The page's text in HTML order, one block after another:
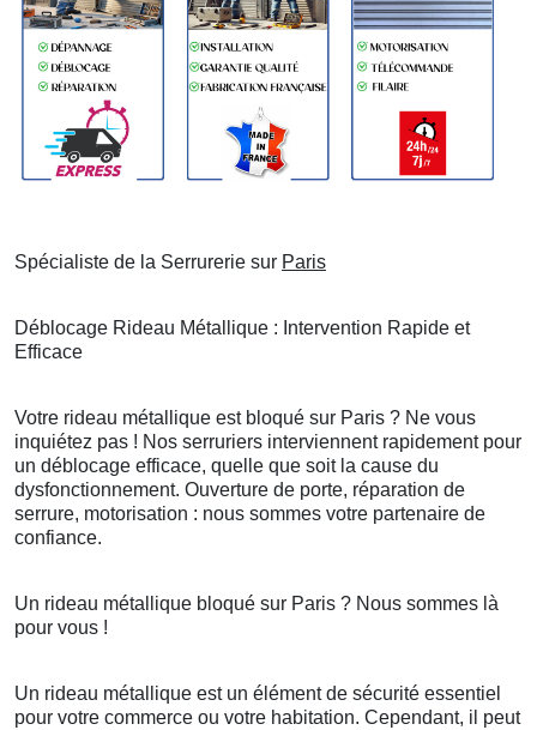
Spécialiste de la Serrurerie sur Paris
Déblocage Rideau Métallique : Intervention Rapide et
Efficace
Votre rideau métallique est bloqué sur Paris ? Ne vous
inquiétez pas ! Nos serruriers interviennent rapidement pour
un déblocage efficace, quelle que soit la cause du
dysfonctionnement. Ouverture de porte, réparation de
serrure, motorisation : nous sommes votre partenaire de
confiance.
Un rideau métallique bloqué sur Paris ? Nous sommes là
pour vous !
Un rideau métallique est un élément de sécurité essentiel
pour votre commerce ou votre habitation. Cependant, il peut